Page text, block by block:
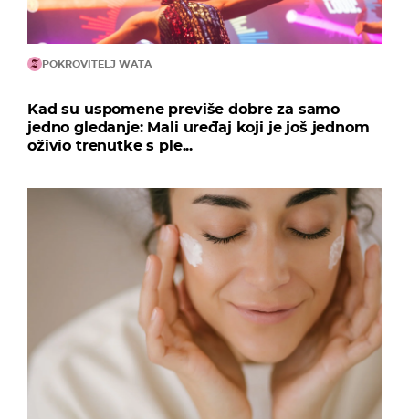
POKROVITELJ WATA
Kad su uspomene previše dobre za samo
jedno gledanje: Mali uređaj koji je još jednom
oživio trenutke s ple...